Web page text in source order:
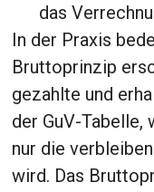
das
In der Praxis
Bruttoprinzip
gezahlte und
der GuV-
nur die
wird. Das